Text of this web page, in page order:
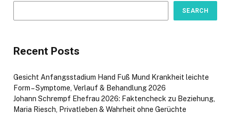
SEARCH
Recent Posts
Gesicht Anfangsstadium Hand Fuß Mund Krankheit leichte
Form – Symptome, Verlauf & Behandlung 2026
Johann Schrempf Ehefrau 2026: Faktencheck zu Beziehung,
Maria Riesch, Privatleben & Wahrheit ohne Gerüchte